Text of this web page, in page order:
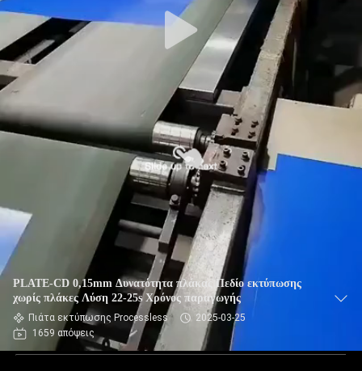
PLATE-CD 0,15mm Δυνατότητα πλάκας Πεδίο εκτύπωσης
χωρίς πλάκες Λύση 22-25s Χρόνος παραγωγής
Πιάτα εκτύπωσης Processless
2025-03-25
1659 απόψεις